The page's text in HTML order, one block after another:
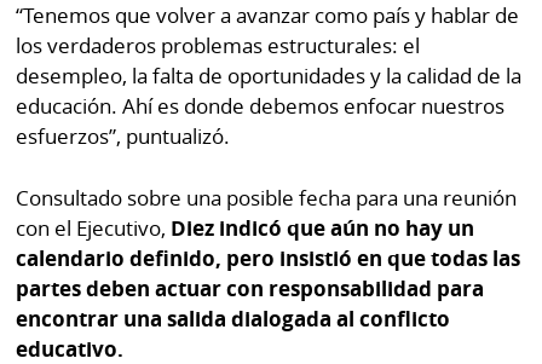
“Tenemos que volver a avanzar como país y hablar de
los verdaderos problemas estructurales: el
desempleo, la falta de oportunidades y la calidad de la
educación. Ahí es donde debemos enfocar nuestros
esfuerzos”, puntualizó.
Consultado sobre una posible fecha para una reunión
con el Ejecutivo, Diez indicó que aún no hay un
calendario definido, pero insistió en que todas las
partes deben actuar con responsabilidad para
encontrar una salida dialogada al conflicto
educativo.